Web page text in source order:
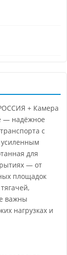
+ Камера
— надёжное
с
усиленным
для
— от
площадок
важны
нагрузках и